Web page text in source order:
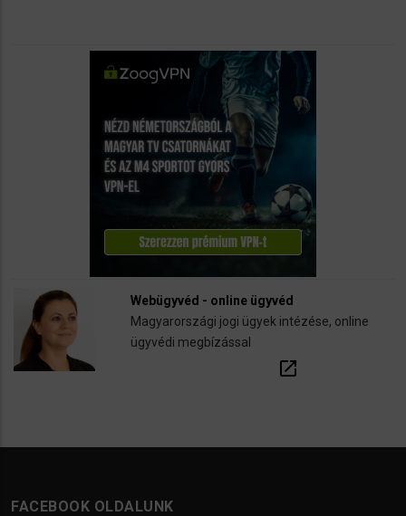
Webügyvéd - online ügyvéd
Magyarországi jogi ügyek intézése, online
ügyvédi megbízással
open_in_new
FACEBOOK OLDALUNK